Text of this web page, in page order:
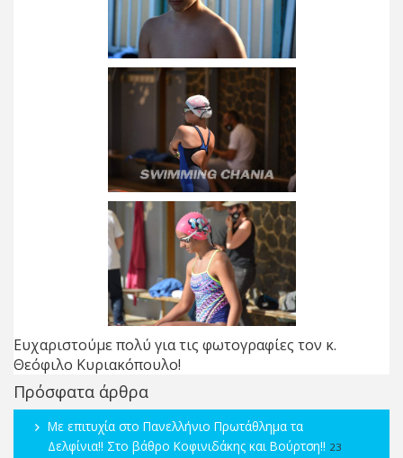
Ευχαριστούμε πολύ για τις φωτογραφίες τον κ.
Θεόφιλο Κυριακόπουλο!
Πρόσφατα άρθρα
Με επιτυχία στο Πανελλήνιο Πρωτάθλημα τα
Δελφίνια!! Στο βάθρο Κοφινιδάκης και Βούρτση!! 23